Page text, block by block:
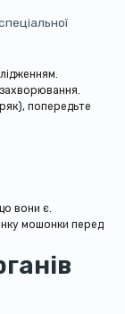
попередьте
вони є.
мошонки перед